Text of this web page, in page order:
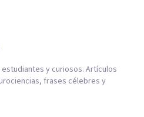
y curiosos. Artículos
frases célebres y